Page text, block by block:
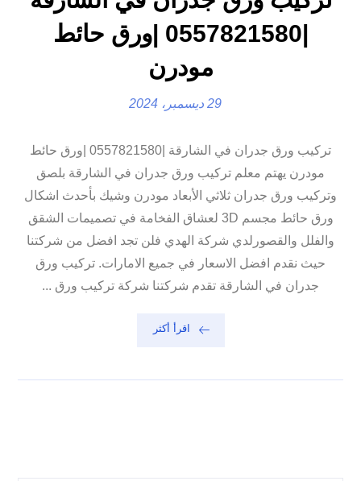
|0557821580 |ورق حائط
مودرن
29 ديسمبر، 2024
تركيب ورق جدران في الشارقة |0557821580 |ورق حائط
مودرن يهتم معلم تركيب ورق جدران في الشارقة بلصق
وتركيب ورق جدران ثلاثي الأبعاد مودرن وشيك بأحدث اشكال
ورق حائط مجسم 3D لعشاق الفخامة في تصميمات الشقق
والفلل والقصورلدي شركة الهدي فلن تجد افضل من شركتنا
حيث نقدم افضل الاسعار في جميع الامارات. تركيب ورق
جدران في الشارقة تقدم شركتنا شركة تركيب ورق ...
اقرأ أكثر